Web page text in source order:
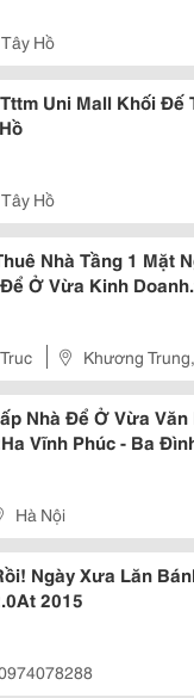
Tây Hồ
Uni Mall Khối Đế
Tây Hồ
Nhà Tầng 1 Mặt
Ở Vừa Kinh
Khương
Nhà Để Ở Vừa
Vĩnh Phúc - Ba
Hà Nội
Ngày Xưa Lăn
2015